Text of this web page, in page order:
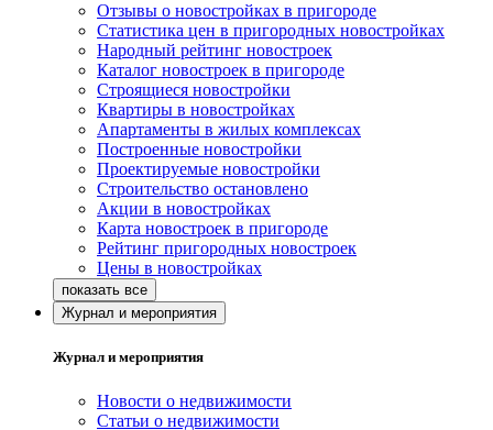
Отзывы о новостройках в пригороде
Статистика цен в пригородных новостройках
Народный рейтинг новостроек
Каталог новостроек в пригороде
Строящиеся новостройки
Квартиры в новостройках
Апартаменты в жилых комплексах
Построенные новостройки
Проектируемые новостройки
Строительство остановлено
Акции в новостройках
Карта новостроек в пригороде
Рейтинг пригородных новостроек
Цены в новостройках
Журнал и мероприятия
Журнал и мероприятия
Новости о недвижимости
Статьи о недвижимости